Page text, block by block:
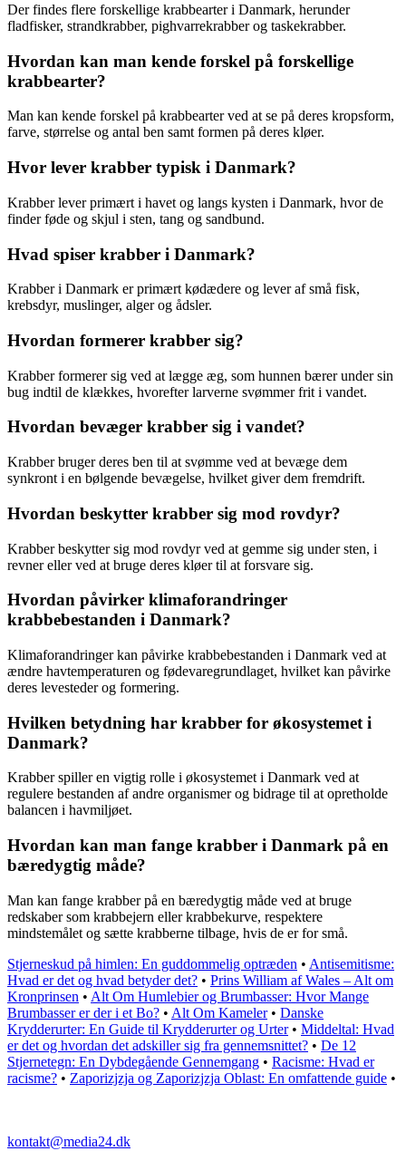
Der findes flere forskellige krabbearter i Danmark, herunder
fladfisker, strandkrabber, pighvarrekrabber og taskekrabber.
Hvordan kan man kende forskel på forskellige
krabbearter?
Man kan kende forskel på krabbearter ved at se på deres kropsform,
farve, størrelse og antal ben samt formen på deres kløer.
Hvor lever krabber typisk i Danmark?
Krabber lever primært i havet og langs kysten i Danmark, hvor de
finder føde og skjul i sten, tang og sandbund.
Hvad spiser krabber i Danmark?
Krabber i Danmark er primært kødædere og lever af små fisk,
krebsdyr, muslinger, alger og ådsler.
Hvordan formerer krabber sig?
Krabber formerer sig ved at lægge æg, som hunnen bærer under sin
bug indtil de klækkes, hvorefter larverne svømmer frit i vandet.
Hvordan bevæger krabber sig i vandet?
Krabber bruger deres ben til at svømme ved at bevæge dem
synkront i en bølgende bevægelse, hvilket giver dem fremdrift.
Hvordan beskytter krabber sig mod rovdyr?
Krabber beskytter sig mod rovdyr ved at gemme sig under sten, i
revner eller ved at bruge deres kløer til at forsvare sig.
Hvordan påvirker klimaforandringer
krabbebestanden i Danmark?
Klimaforandringer kan påvirke krabbebestanden i Danmark ved at
ændre havtemperaturen og fødevaregrundlaget, hvilket kan påvirke
deres levesteder og formering.
Hvilken betydning har krabber for økosystemet i
Danmark?
Krabber spiller en vigtig rolle i økosystemet i Danmark ved at
regulere bestanden af andre organismer og bidrage til at opretholde
balancen i havmiljøet.
Hvordan kan man fange krabber i Danmark på en
bæredygtig måde?
Man kan fange krabber på en bæredygtig måde ved at bruge
redskaber som krabbejern eller krabbekurve, respektere
mindstemålet og sætte krabberne tilbage, hvis de er for små.
Stjerneskud på himlen: En guddommelig optræden • Antisemitisme:
Hvad er det og hvad betyder det? • Prins William af Wales – Alt om
Kronprinsen • Alt Om Humlebier og Brumbasser: Hvor Mange
Brumbasser er der i et Bo? • Alt Om Kameler• Danske
Krydderurter: En Guide til Krydderurter og Urter• Middeltal: Hvad
er det og hvordan det adskiller sig fra gennemsnittet? • De 12
Stjernetegn: En Dybdegående Gennemgang • Racisme: Hvad er
racisme? • Zaporizjzja og Zaporizjzja Oblast: En omfattende guide •
kontakt@media24.dk